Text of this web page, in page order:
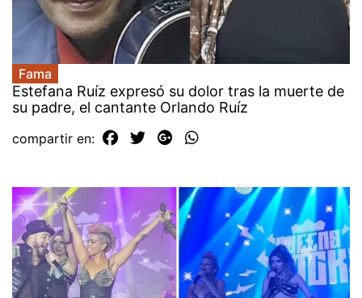
Fama
Estefana Ruíz expresó su dolor tras la muerte de
su padre, el cantante Orlando Ruíz
compartir en: